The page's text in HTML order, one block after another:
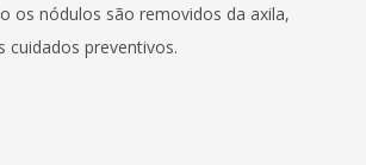
os nódulos são removidos da axila,
cuidados preventivos.